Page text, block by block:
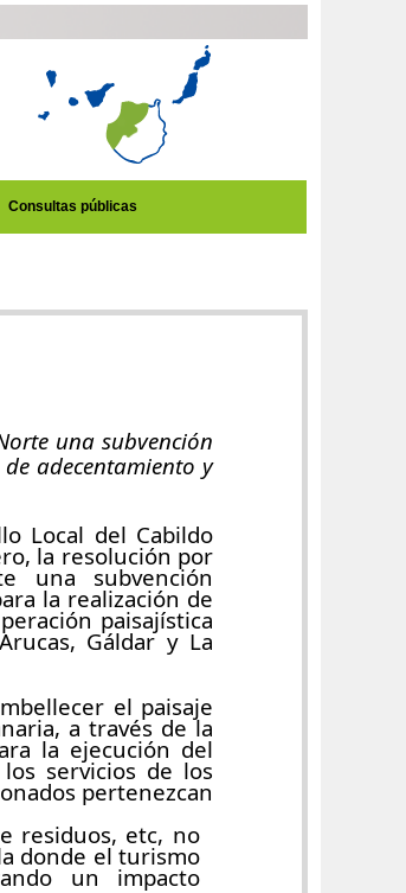
Consultas públicas
una subvención
adecentamiento y
Local del Cabildo
la resolución por
una subvención
la realización de
paisajística
Gáldar y La
el paisaje
a través de la
la ejecución del
servicios de los
pertenezcan
residuos, etc, no
donde el turismo
un impacto